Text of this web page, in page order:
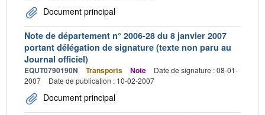
Document principal
Note de département n° 2006-28 du 8 janvier 2007
portant délégation de signature (texte non paru au
Journal officiel)
EQUT0790190N Transports Note
Date de signature : 08-01-
2007
Date de publication : 10-02-2007
Document principal